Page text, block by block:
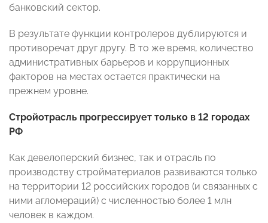
банковский сектор.
В результате функции контролеров дублируются и
противоречат друг другу. В то же время, количество
административных барьеров и коррупционных
факторов на местах остается практически на
прежнем уровне.
Стройотрасль прогрессирует только в 12 городах
РФ
Как девелоперский бизнес, так и отрасль по
производству стройматериалов развиваются только
на территории 12 российских городов (и связанных с
ними агломераций) с численностью более 1 млн
человек в каждом.